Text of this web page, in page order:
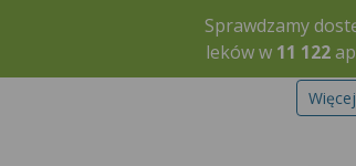
Sprawdzamy
leków w 11 122